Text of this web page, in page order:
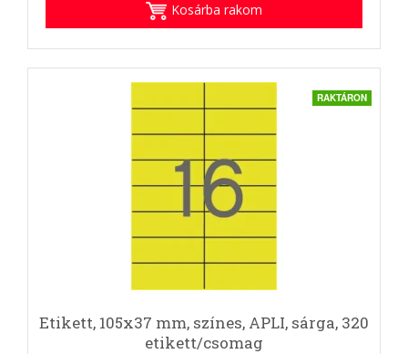
Kosárba rakom
RAKTÁRON
Etikett, 105x37 mm, színes, APLI, sárga, 320
etikett/csomag